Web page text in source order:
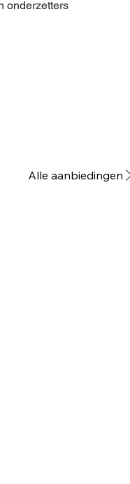
onderzetters
Alle aanbiedingen